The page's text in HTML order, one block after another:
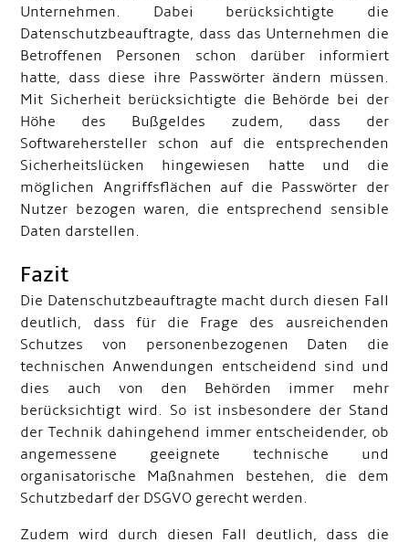
Unternehmen. Dabei berücksichtigte die
Datenschutzbeauftragte, dass das Unternehmen die
Betroffenen Personen schon darüber informiert
hatte, dass diese ihre Passwörter ändern müssen.
Mit Sicherheit berücksichtigte die Behörde bei der
Höhe des Bußgeldes zudem, dass der
Softwarehersteller schon auf die entsprechenden
Sicherheitslücken hingewiesen hatte und die
möglichen Angriffsflächen auf die Passwörter der
Nutzer bezogen waren, die entsprechend sensible
Daten darstellen.
Fazit
Die Datenschutzbeauftragte macht durch diesen Fall
deutlich, dass für die Frage des ausreichenden
Schutzes von personenbezogenen Daten die
technischen Anwendungen entscheidend sind und
dies auch von den Behörden immer mehr
berücksichtigt wird. So ist insbesondere der Stand
der Technik dahingehend immer entscheidender, ob
angemessene geeignete technische und
organisatorische Maßnahmen bestehen, die dem
Schutzbedarf der DSGVO gerecht werden.
Zudem wird durch diesen Fall deutlich, dass die